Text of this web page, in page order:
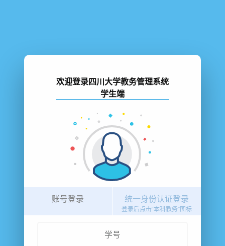
欢迎登录四川大学教务管理系统
学生端
账号登录 统一身份认证登录
登录后点击“本科教务”图标